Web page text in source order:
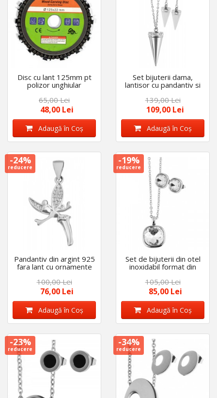
Disc cu lant 125mm pt
polizor unghiular
65,00 Lei
48,00 Lei
Adaugă în Coş
Set bijuterii dama,
lantisor cu pandantiv si
cercei ,Akzent
139,00 Lei
109,00 Lei
Adaugă în Coş
-24%
reducere
Pandantiv din argint 925
fara lant cu ornamente
.Akzent
100,00 Lei
76,00 Lei
Adaugă în Coş
-19%
reducere
Set de bijuterii din otel
inoxidabil format din
Akzent
105,00 Lei
85,00 Lei
Adaugă în Coş
-23%
reducere
-34%
reducere